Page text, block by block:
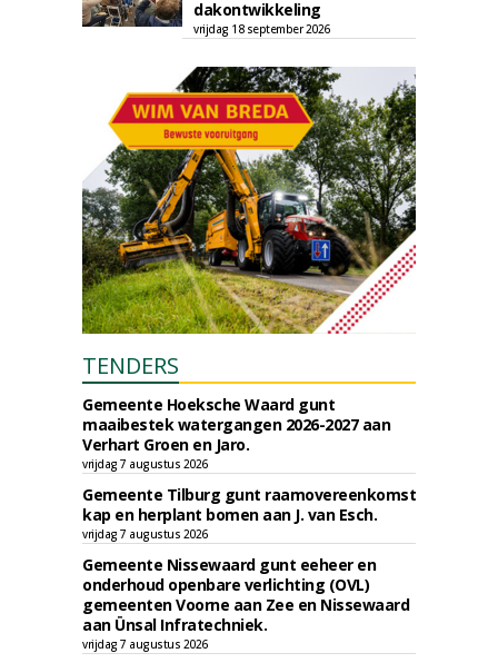
dakontwikkeling
vrijdag 18 september 2026
TENDERS
Gemeente Hoeksche Waard gunt
maaibestek watergangen 2026-2027 aan
Verhart Groen en Jaro.
vrijdag 7 augustus 2026
Gemeente Tilburg gunt raamovereenkomst
kap en herplant bomen aan J. van Esch.
vrijdag 7 augustus 2026
Gemeente Nissewaard gunt eeheer en
onderhoud openbare verlichting (OVL)
gemeenten Voorne aan Zee en Nissewaard
aan Ünsal Infratechniek.
vrijdag 7 augustus 2026